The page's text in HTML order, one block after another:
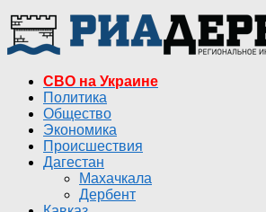
СВО на Украине
Политика
Общество
Экономика
Происшествия
Дагестан
Махачкала
Дербент